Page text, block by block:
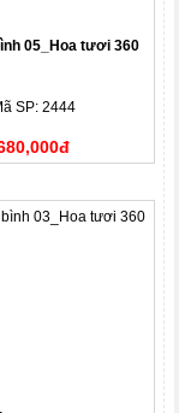
05_Hoa tươi 360
SP: 2444